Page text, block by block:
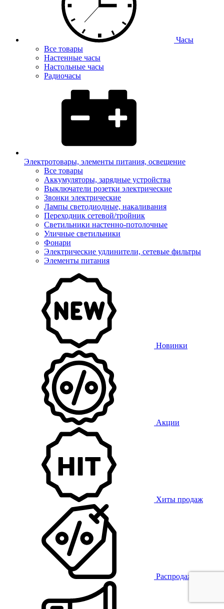
Часы
Все товары
Настенные часы
Настольные часы
Радиочасы
Электротовары, элементы питания, освещение
Все товары
Аккумуляторы, зарядные устройства
Выключатели розетки электрические
Звонки электрические
Лампы светодиодные, накаливания
Переходник сетевой/тройник
Светильники настенно-потолочные
Уличные светильники
Фонари
Электрические удлинители, сетевые фильтры
Элементы питания
Новинки
Акции
Хиты продаж
Распродажа